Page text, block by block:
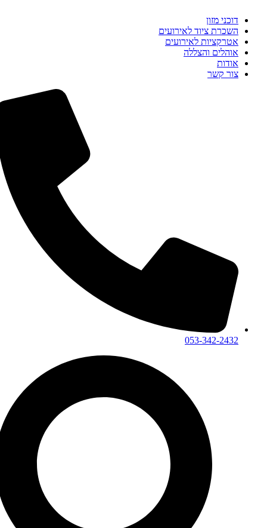
דוכני מזון
השכרת ציוד לאירועים
אטרקציות לאירועים
אוהלים והצללה
אודות
צור קשר
053-342-2432